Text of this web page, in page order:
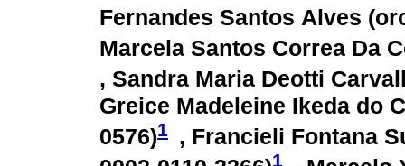
Fernandes Santos Alves (
Marcela Santos Correa Da
, Sandra Maria Deotti
Greice Madeleine Ikeda do
0576)1
, Francieli Fontana
1